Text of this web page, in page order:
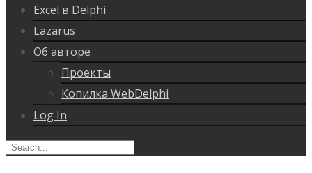
Excel в Delphi
Lazarus
Об авторе
Проекты
Копилка WebDelphi
Log In